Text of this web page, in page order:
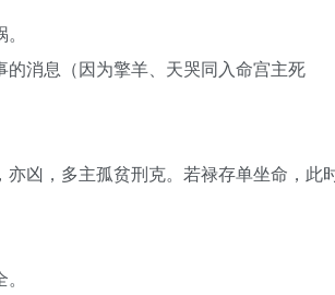
消息（因为擎羊、天哭同入命宫主死
凶，多主孤贫刑克。若禄存单坐命，此